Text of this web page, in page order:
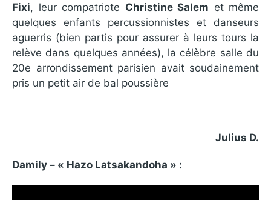
Fixi, leur compatriote Christine Salem et même
quelques enfants percussionnistes et danseurs
aguerris (bien partis pour assurer à leurs tours la
relève dans quelques années), la célèbre salle du
20e arrondissement parisien avait soudainement
pris un petit air de bal poussière
Julius D.
Damily – « Hazo Latsakandoha » :